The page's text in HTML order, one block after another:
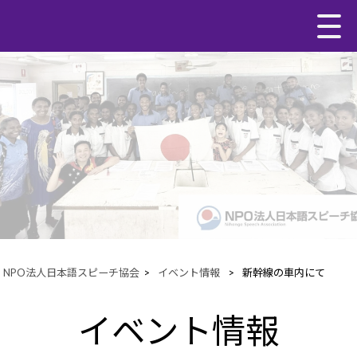
NPO法人日本語スピーチ協会 > イベント情報 > 新幹線の車内にて
イベント情報